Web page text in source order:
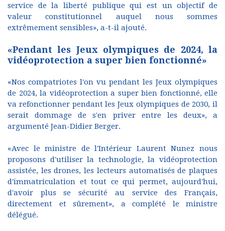
service de la liberté publique qui est un objectif de
valeur constitutionnel auquel nous sommes
extrêmement sensibles», a-t-il ajouté.
«Pendant les Jeux olympiques de 2024, la
vidéoprotection a super bien fonctionné»
«Nos compatriotes l'on vu pendant les Jeux olympiques
de 2024, la vidéoprotection a super bien fonctionné, elle
va refonctionner pendant les Jeux olympiques de 2030, il
serait dommage de s'en priver entre les deux», a
argumenté Jean-Didier Berger.
«Avec le ministre de l'Intérieur Laurent Nunez nous
proposons d'utiliser la technologie, la vidéoprotection
assistée, les drones, les lecteurs automatisés de plaques
d'immatriculation et tout ce qui permet, aujourd'hui,
d'avoir plus se sécurité au service des Français,
directement et sûrement», a complété le ministre
délégué.